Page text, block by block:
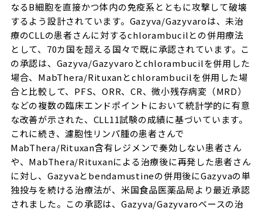
なるB細胞を直接かつ体内の免疫系とともに攻撃して破壊
するよう設計されています。Gazyva/Gazyvaroは、未治
療のCLLの患者さんに対するchlorambucilとの併用療法
として、70カ国を超える国々で既に承認されています。こ
の承認は、Gazyva/Gazyvaroとchlorambucilを併用した
場合、MabThera/Rituxanとchlorambucilを併用した場
合と比較して、PFS、ORR、CR、微小残存病変（MRD）
などの複数の臨床エンドポイントにおいて統計学的に有意
な改善が示された、CLL11試験の成績に基づいています。
これに続き、濾胞性リンパ腫の患者さんで
MabThera/Rituxan含有レジメンで奏効しない患者さん
や、MabThera/Rituxanによる治療後に再発した患者さん
に対し、Gazyvaとbendamustineの併用後にGazyvaの単
独投与を続ける治療法が、米国食品医薬品局より最近承認
されました。この承認は、Gazyva/Gazyvaroベースの治